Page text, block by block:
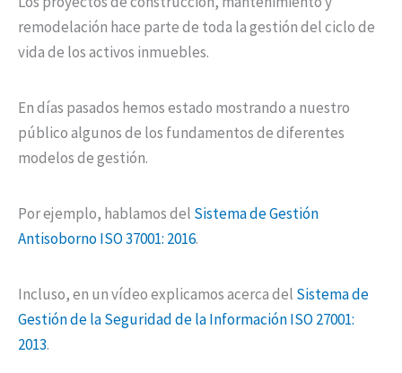
remodelación hace parte de toda la gestión del ciclo de
vida de los activos inmuebles.
En días pasados hemos estado mostrando a nuestro
público algunos de los fundamentos de diferentes
modelos de gestión.
Por ejemplo, hablamos del Sistema de Gestión
Antisoborno ISO 37001: 2016.
Incluso, en un vídeo explicamos acerca del Sistema de
Gestión de la Seguridad de la Información ISO 27001:
2013.